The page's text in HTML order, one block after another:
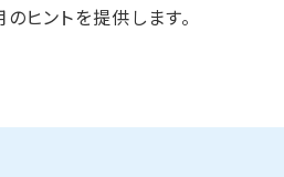
ヒントを提供します。